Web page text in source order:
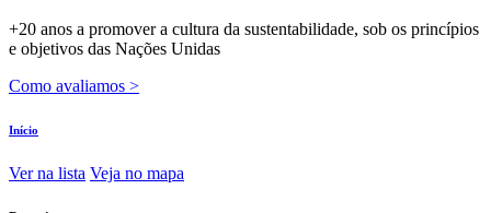
+20 anos a promover a cultura da sustentabilidade, sob os princípios
e objetivos das Nações Unidas
Como avaliamos >
Início
Ver na lista Veja no mapa